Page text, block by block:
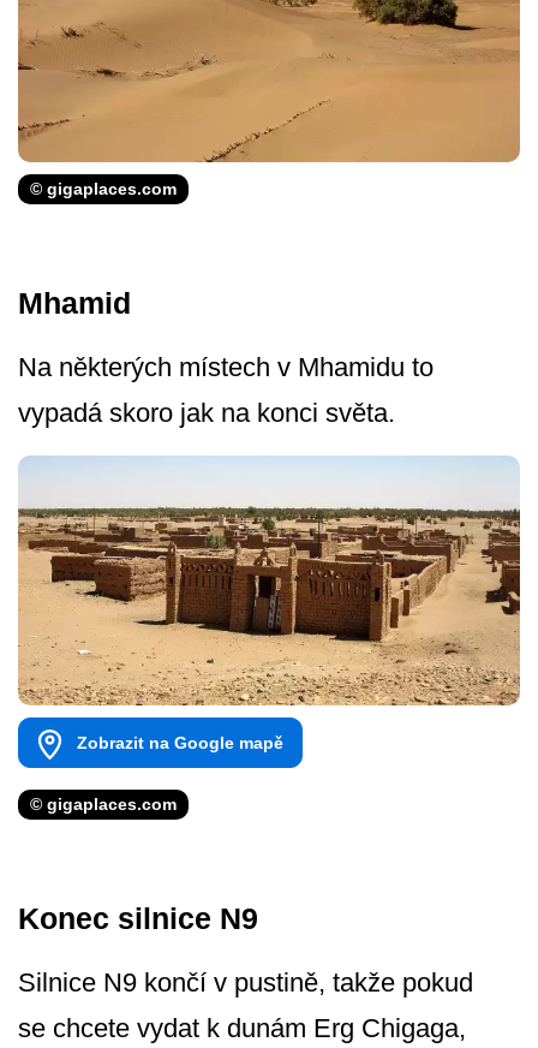
© gigaplaces.com
Mhamid
Na některých místech v Mhamidu to
vypadá skoro jak na konci světa.
Zobrazit na Google mapě
© gigaplaces.com
Konec silnice N9
Silnice N9 končí v pustině, takže pokud
se chcete vydat k dunám Erg Chigaga,